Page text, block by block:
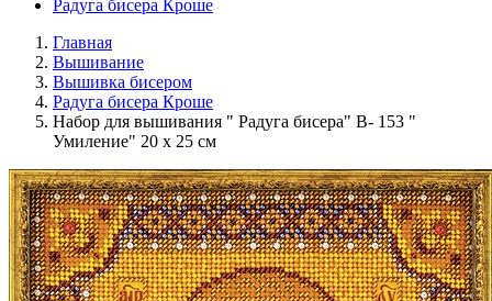
Радуга бисера Кроше
Главная
Вышивание
Вышивка бисером
Радуга бисера Кроше
Набор для вышивания " Радуга бисера" В- 153 "
Умиление" 20 х 25 см